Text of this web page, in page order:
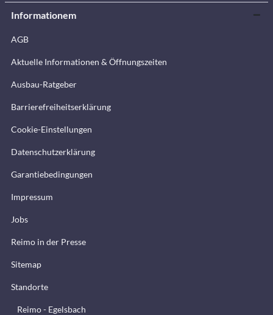
Informationem
AGB
Aktuelle Informationen & Öffnungszeiten
Ausbau-Ratgeber
Barrierefreiheitserklärung
Cookie-Einstellungen
Datenschutzerklärung
Garantiebedingungen
Impressum
Jobs
Reimo in der Presse
Sitemap
Standorte
Reimo - Egelsbach